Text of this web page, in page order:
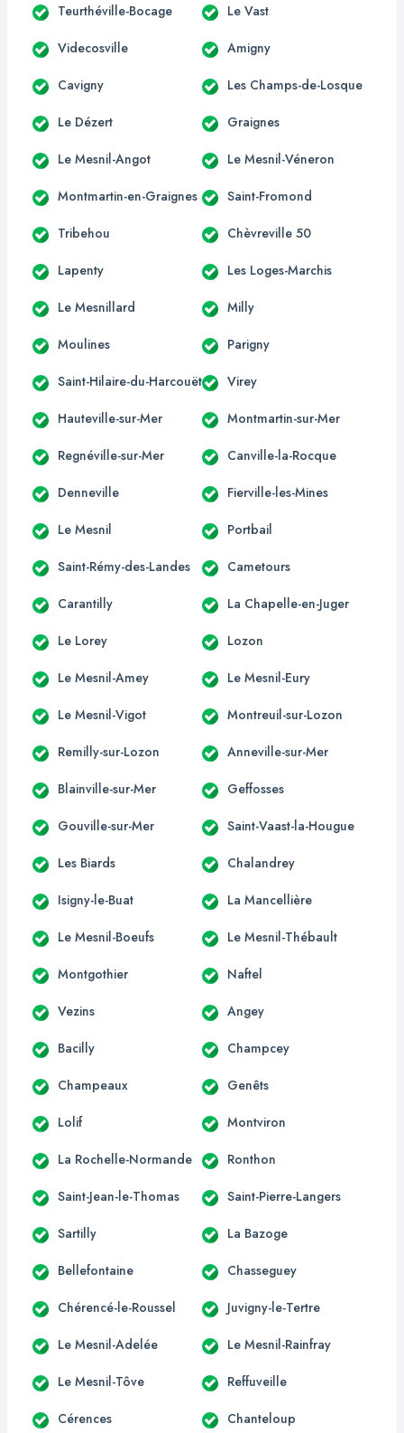
Teurthéville-Bocage Le Vast
Videcosville Amigny
Cavigny Les Champs-de-Losque
Le Dézert Graignes
Le Mesnil-Angot Le Mesnil-Véneron
Montmartin-en-Graignes Saint-Fromond
Tribehou Chèvreville 50
Lapenty Les Loges-Marchis
Le Mesnillard Milly
Moulines Parigny
Saint-Hilaire-du-Harcouët Virey
Hauteville-sur-Mer Montmartin-sur-Mer
Regnéville-sur-Mer Canville-la-Rocque
Denneville Fierville-les-Mines
Le Mesnil Portbail
Saint-Rémy-des-Landes Cametours
Carantilly La Chapelle-en-Juger
Le Lorey Lozon
Le Mesnil-Amey Le Mesnil-Eury
Le Mesnil-Vigot Montreuil-sur-Lozon
Remilly-sur-Lozon Anneville-sur-Mer
Blainville-sur-Mer Geffosses
Gouville-sur-Mer Saint-Vaast-la-Hougue
Les Biards Chalandrey
Isigny-le-Buat La Mancellière
Le Mesnil-Boeufs Le Mesnil-Thébault
Montgothier Naftel
Vezins Angey
Bacilly Champcey
Champeaux Genêts
Lolif Montviron
La Rochelle-Normande Ronthon
Saint-Jean-le-Thomas Saint-Pierre-Langers
Sartilly La Bazoge
Bellefontaine Chasseguey
Chérencé-le-Roussel Juvigny-le-Tertre
Le Mesnil-Adelée Le Mesnil-Rainfray
Le Mesnil-Tôve Reffuveille
Cérences Chanteloup